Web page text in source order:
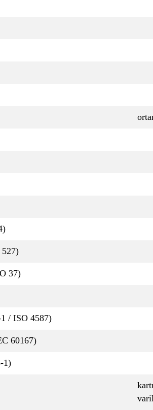
527)
37)
/ ISO 4587)
60167)
1)